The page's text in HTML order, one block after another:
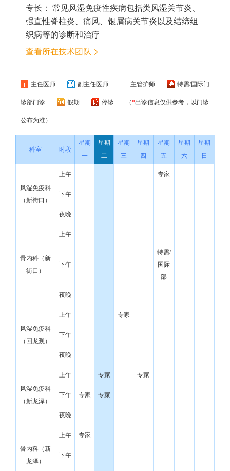
专长： 常见风湿免疫性疾病包括类风湿关节炎、
强直性脊柱炎、痛风、银屑病关节炎以及结缔组
织病等的诊断和治疗
查看所在技术团队
主任医师 副主任医师 主管护师 特需/国际门
诊部门诊 假期 停诊 （*出诊信息仅供参考，以门诊
公布为准）
科室 时段
星期
一
星期
二
星期
三
星期
四
星期
五
星期
六
星期
日
风湿免疫科
（新街口）
上午 专家
下午
夜晚
骨内科（新
街口）
上午
下午
特需/
国际
部
夜晚
风湿免疫科
（回龙观）
上午 专家
下午
夜晚
风湿免疫科
（新龙泽）
上午 专家 专家
下午 专家 专家
夜晚
骨内科（新
龙泽）
上午 专家
下午